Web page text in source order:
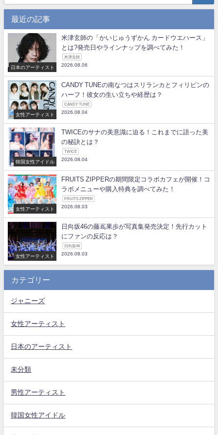
最近の記事
日本のアーティスト
米津玄師の「かいじゅうずかん カードウエハース」
とは?発売日やラインナップを調べてみた！
米津玄師
2026.08.06
女性アーティスト
CANDY TUNEの南なつはスリランカとフィリピンの
ハーフ！彼女の生い立ちや経歴は？
CANDY TUNE
2026.08.04
韓国女性アイドル
TWICEのサナの美意識に迫る！これまでに語った美
の秘訣とは？
TWICE
2026.08.04
女性アーティスト
FRUITS ZIPPERの期間限定コラボカフェが開催！コ
ラボメニューや購入特典を調べてみた！
FRUITS ZIPPER
2026.08.03
女性アーティスト
日向坂46の藤嶌果歩が写真集発売決定！先行カット
にファンの反応は？
日向坂46
2026.08.03
カテゴリー
ジャニーズ
女性アーティスト
日本のアーティスト
未分類
男性アーティスト
韓国女性アイドル